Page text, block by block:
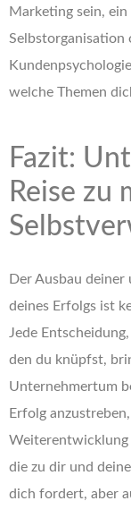
Marketing sein,
Selbstorganisation
welche Themen
Fazit:
Reise zu
Der Ausbau deiner
deines Erfolgs ist
Jede
den du knüpfst,
Unternehmertum
Erfolg
Weiterentwicklung
die zu dir und
dich fordert, aber